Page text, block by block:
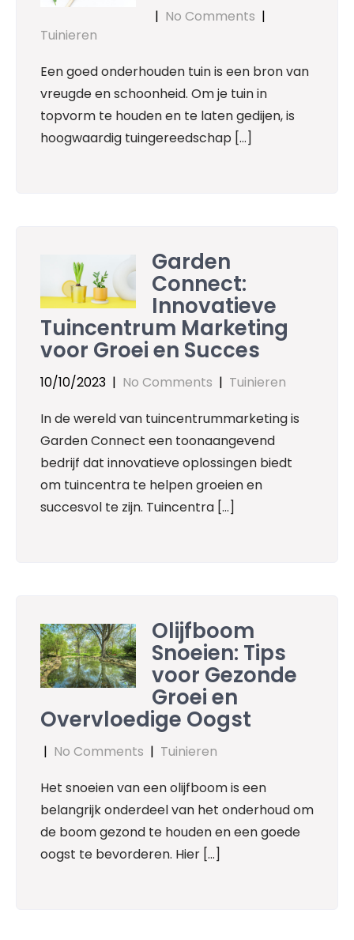
| No Comments |
Tuinieren
Een goed onderhouden tuin is een bron van
vreugde en schoonheid. Om je tuin in
topvorm te houden en te laten gedijen, is
hoogwaardig tuingereedschap […]
Garden
Connect:
Innovatieve
Tuincentrum Marketing
voor Groei en Succes
10/10/2023 | No Comments | Tuinieren
In de wereld van tuincentrummarketing is
Garden Connect een toonaangevend
bedrijf dat innovatieve oplossingen biedt
om tuincentra te helpen groeien en
succesvol te zijn. Tuincentra […]
Olijfboom
Snoeien: Tips
voor Gezonde
Groei en
Overvloedige Oogst
| No Comments | Tuinieren
Het snoeien van een olijfboom is een
belangrijk onderdeel van het onderhoud om
de boom gezond te houden en een goede
oogst te bevorderen. Hier […]